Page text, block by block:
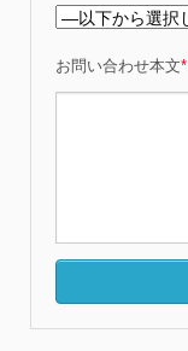
お問い合わせ本文*